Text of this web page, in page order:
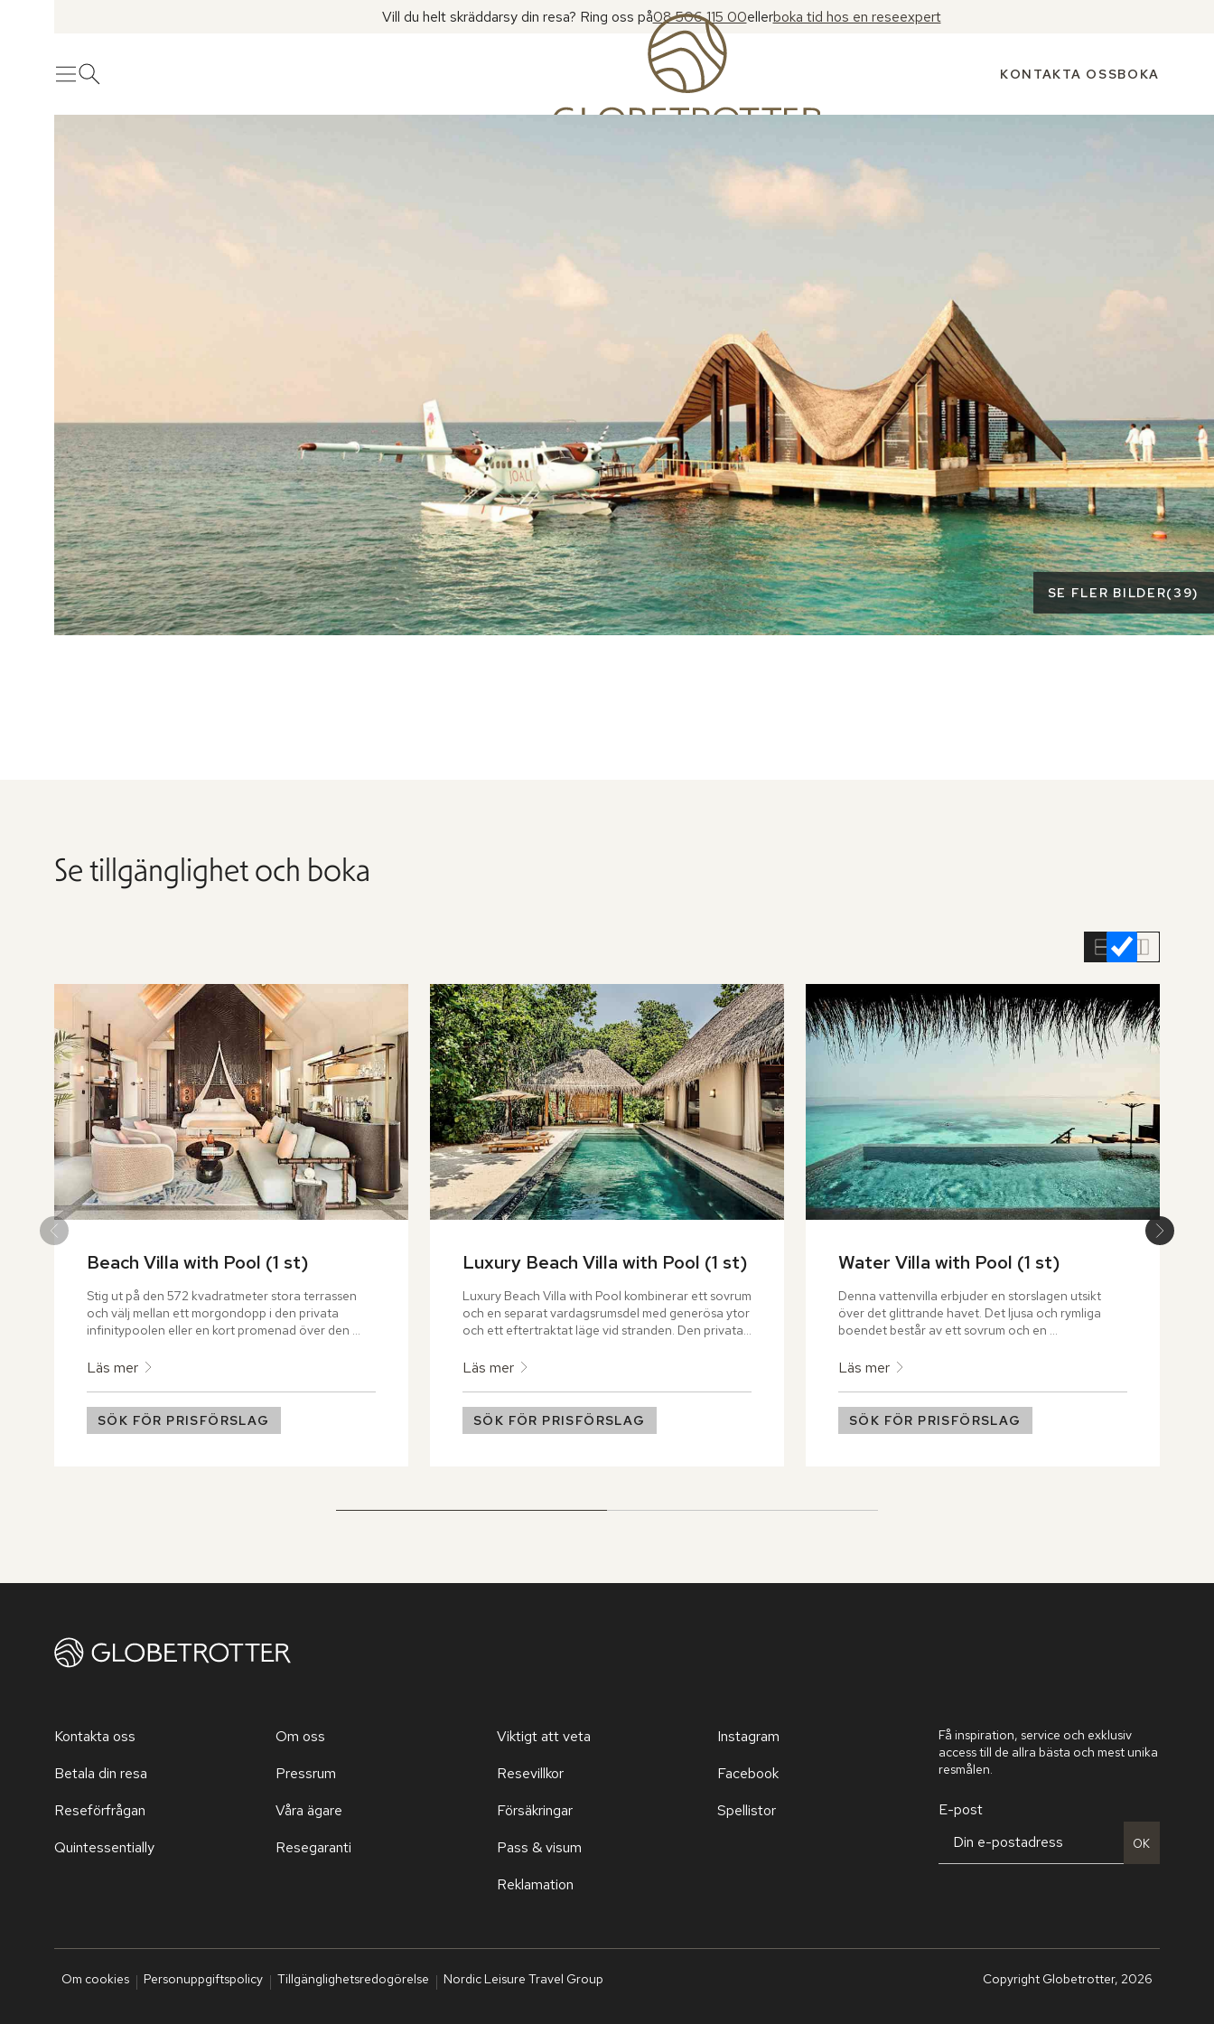
Vill du helt skräddarsy din resa? Ring oss på08 506 115 00ellerboka tid hos en reseexpert
MenyÖppna sök KONTAKTA OSSBOKA
SE FLER BILDER(39)
Se tillgänglighet och boka
Beach Villa with Pool (1 st)
Stig ut på den 572 kvadratmeter stora terrassen
och välj mellan ett morgondopp i den privata
infinitypoolen eller en kort promenad över den
oceanens klara vatten.
Läs mer
SÖK FÖR PRISFÖRSLAG
Luxury Beach Villa with Pool (1 st)
Luxury Beach Villa with Pool kombinerar ett sovrum
och en separat vardagsrumsdel med generösa ytor
och ett eftertraktat läge vid stranden. Den privata
plats att njuta av de frodiga omgivningarna.
Läs mer
SÖK FÖR PRISFÖRSLAG
Water Villa with Pool (1 st)
Denna vattenvilla erbjuder en storslagen utsikt
över det glittrande havet. Det ljusa och rymliga
boendet består av ett sovrum och en
trä. Utanför väntar en 140 kvadratmeter stor
Läs mer
SÖK FÖR PRISFÖRSLAG
Kontakta oss
Betala din resa
Reseförfrågan
Quintessentially
Om oss
Pressrum
Våra ägare
Resegaranti
Viktigt att veta
Resevillkor
Försäkringar
Pass & visum
Reklamation
Instagram
Facebook
Spellistor
Få inspiration, service och exklusiv
access till de allra bästa och mest unika
resmålen.
E-post
OK
Om cookies Personuppgiftspolicy Tillgänglighetsredogörelse Nordic Leisure Travel Group Copyright Globetrotter, 2026